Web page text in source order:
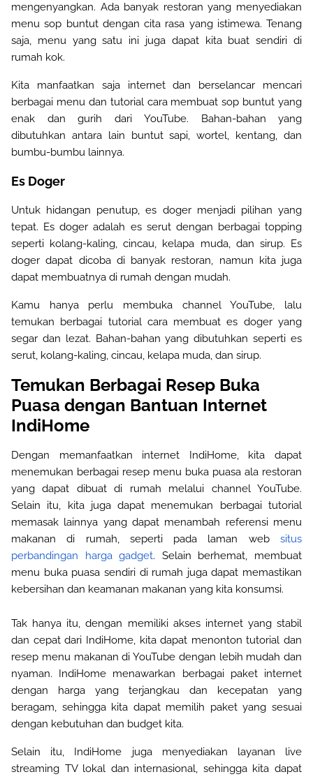
mengenyangkan. Ada banyak restoran yang menyediakan
menu sop buntut dengan cita rasa yang istimewa. Tenang
saja, menu yang satu ini juga dapat kita buat sendiridi
rumah kok.
Kita manfaatkan saja internet dan berselancar mencari
berbagai menu dan tutorial cara membuat sop buntut yang
enak dan gurih dari YouTube. Bahan-bahan yang
dibutuhkan antara lain buntut sapi, wortel, kentang, dan
bumbu-bumbu lainnya.
Es Doger
Untuk hidangan penutup, es doger menjadi pilihan yang
tepat. Es doger adalah es serut dengan berbagai topping
seperti kolang-kaling, cincau, kelapa muda, dan sirup. Es
doger dapat dicoba di banyak restoran, namun kita juga
dapat membuatnya di rumah dengan mudah.
Kamu hanya perlu membuka channel YouTube, lalu
temukan berbagai tutorial cara membuat es doger yang
segar dan lezat. Bahan-bahan yang dibutuhkan seperti es
serut, kolang-kaling, cincau, kelapa muda, dan sirup.
Temukan Berbagai Resep Buka
Puasa dengan Bantuan Internet
IndiHome
Dengan memanfaatkan internet IndiHome, kita dapat
menemukan berbagai resep menu buka puasa ala restoran
yang dapat dibuat di rumah melalui channel YouTube.
Selain itu, kita juga dapat menemukan berbagai tutorial
memasak lainnya yang dapat menambah referensi menu
makanan di rumah, seperti pada laman web situs
perbandingan harga gadget. Selain berhemat, membuat
menu buka puasa sendiri di rumah juga dapat memastikan
kebersihan dan keamanan makanan yang kita konsumsi.
Tak hanya itu, dengan memiliki akses internet yang stabil
dan cepat dari IndiHome, kita dapat menonton tutorial dan
resep menu makanan di YouTube dengan lebih mudah dan
nyaman. IndiHome menawarkan berbagai paket internet
dengan harga yang terjangkau dan kecepatan yang
beragam, sehingga kita dapat memilih paket yang sesuai
dengan kebutuhan dan budget kita.
Selain itu, IndiHome juga menyediakan layanan live
streaming TV lokal dan internasional, sehingga kita dapat